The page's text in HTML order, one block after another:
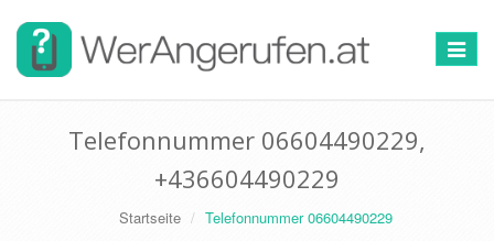
Toggle
Telefonnummer 06604490229,
+436604490229
Startseite Telefonnummer 06604490229